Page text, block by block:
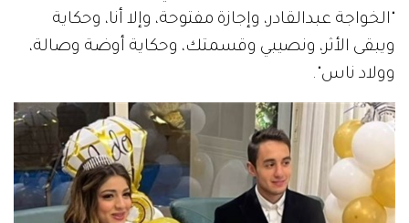
"الخواجة عبدالقادر، وإجازة مفتوحة، وإلا أنا، وحكاية
ويبقى الأثر، ونصيبي وقسمتك، وحكاية أوضة وصالة،
وولاد ناس".